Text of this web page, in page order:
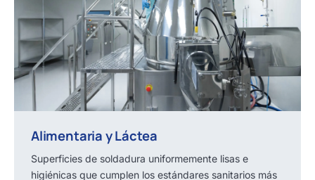
Alimentaria y Láctea
Superficies de soldadura uniformemente lisas e
higiénicas que cumplen los estándares sanitarios más